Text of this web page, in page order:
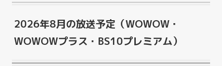
2026年8月の放送予定（WOWOW・
WOWOWプラス・BS10プレミアム）